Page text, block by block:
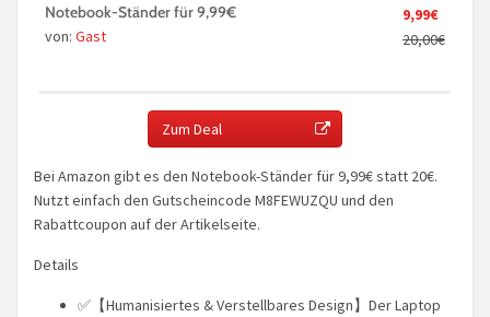
9,99€
20,00€
Notebook-Ständer für 9,99€
von: Gast
Zum Deal
Bei Amazon gibt es den Notebook-Ständer für 9,99€ statt 20€.
Nutzt einfach den Gutscheincode M8FEWUZQU und den
Rabattcoupon auf der Artikelseite.
Details
✅【Humanisiertes & Verstellbares Design】Der Laptop